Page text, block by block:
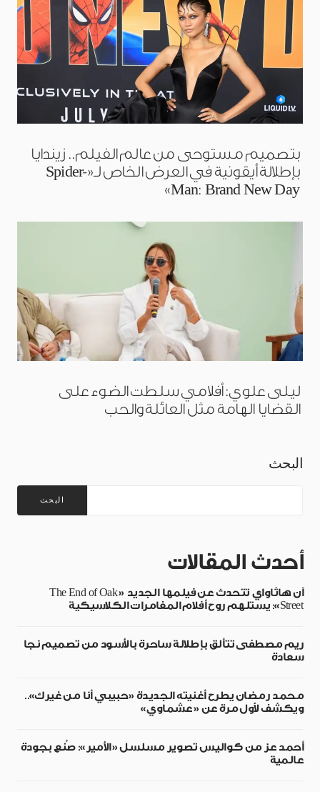
بتصميم مستوحى من عالم الفيلم.. زيندايا
بإطلالة أيقونية في العرض الخاص لـ«Spider-
Man: Brand New Day»
ليلى علوي: أفلامي سلطت الضوء على
القضايا الهامة مثل العائلة والحب
البحث
البحث
أحدث المقالات
آن هاثاواي تتحدث عن فيلمها الجديد «The End of Oak
Street»: يستلهم روح أفلام المغامرات الكلاسيكية
ريم مصطفى تتألق بإطلالة ساحرة بالأسود من تصميم نجا
سعادة
محمد رمضان يطرح أغنيته الجديدة «حبيبي أنا من غيرك»..
ويكشف لأول مرة عن «عشماوي»
أحمد عز من كواليس تصوير مسلسل «الأمير»: صُنع بجودة
عالمية